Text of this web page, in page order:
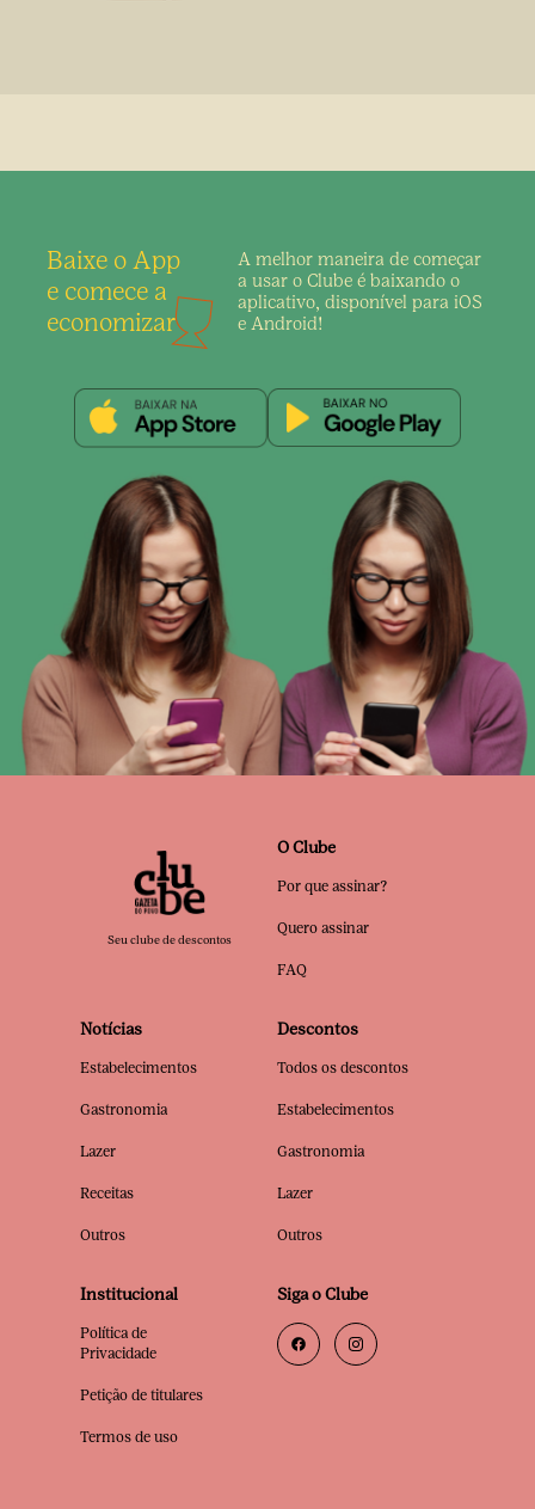
Baixe o App
e comece a
economizar
A melhor maneira de começar
a usar o Clube é baixando o
aplicativo, disponível para iOS
e Android!
Seu clube de descontos
O Clube
Por que assinar?
Quero assinar
FAQ
Notícias
Estabelecimentos
Gastronomia
Lazer
Receitas
Outros
Descontos
Todos os descontos
Estabelecimentos
Gastronomia
Lazer
Outros
Institucional
Política de
Privacidade
Petição de titulares
Termos de uso
Siga o Clube